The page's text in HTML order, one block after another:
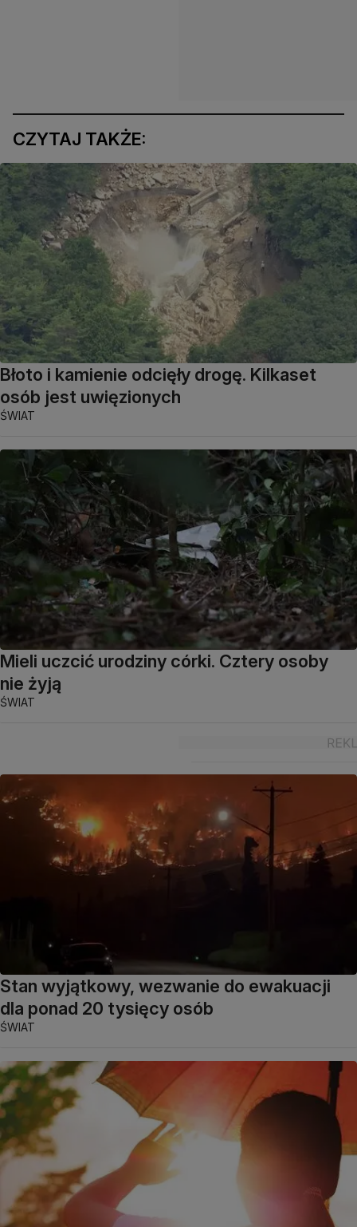
CZYTAJ TAKŻE:
Błoto i kamienie odcięły drogę. Kilkaset
osób jest uwięzionych
ŚWIAT
Mieli uczcić urodziny córki. Cztery osoby
nie żyją
ŚWIAT
Stan wyjątkowy, wezwanie do ewakuacji
dla ponad 20 tysięcy osób
ŚWIAT